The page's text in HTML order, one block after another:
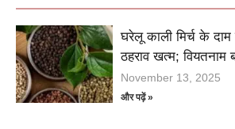
घरेलू काली मिर्च के
ठहराव खत्म; वियतनाम
November 13, 2025
और पढ़ें »